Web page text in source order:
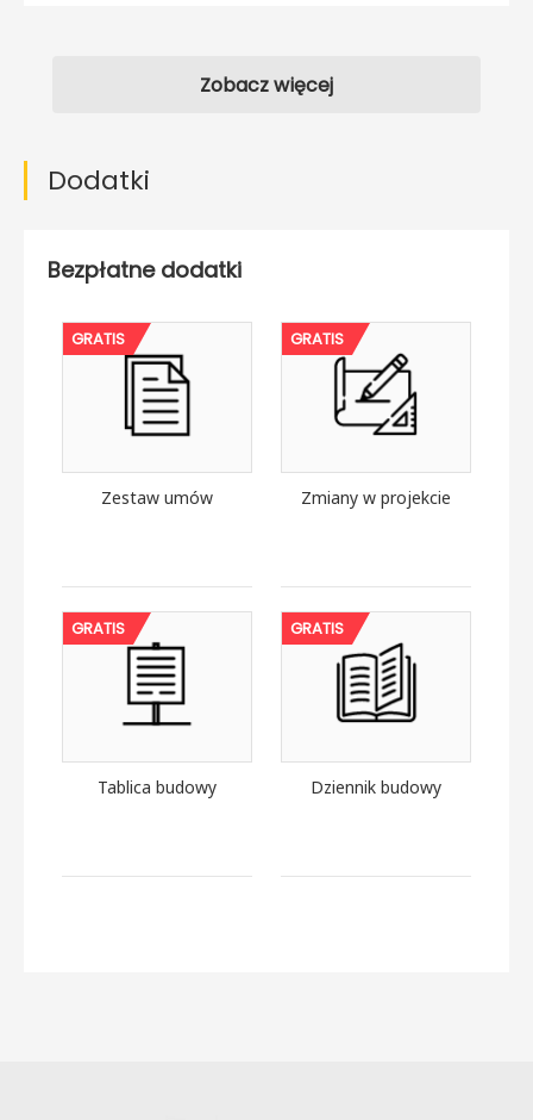
Zobacz więcej
Dodatki
Bezpłatne dodatki
GRATIS
Zestaw umów
GRATIS
Zmiany w projekcie
GRATIS
Tablica budowy
GRATIS
Dziennik budowy